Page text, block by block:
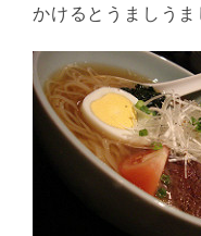
かけるとうましうま